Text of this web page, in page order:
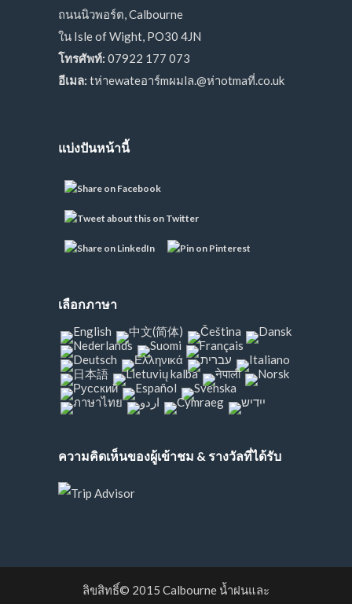
ถนนนิวพอร์ต, Calbourne
ใน Isle of Wight, PO30 4JN
โทรศัพท์: 07922 177 073
อีเมล: tห่าewateอาร์mผมlล.@ห่าotmaที่.co.uk
แบ่งปันหน้านี้
เลือกภาษา
ความคิดเห็นของผู้เข้าชม & รางวัลที่ได้รับ
ลิขสิทธิ์© 2015 Calbourne น้ำฝนและ